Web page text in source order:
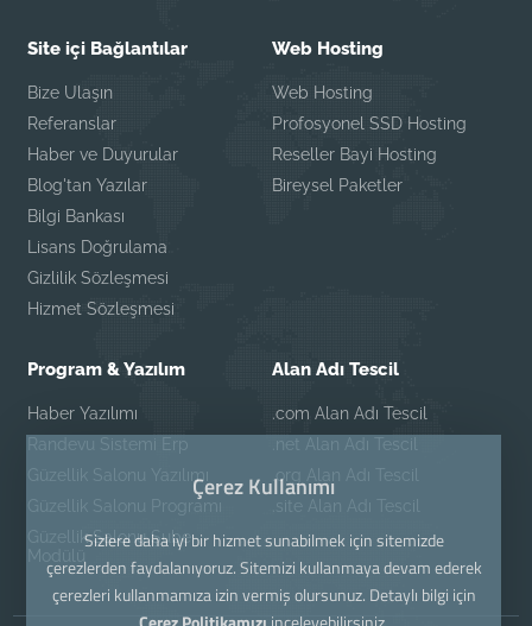
Site içi Bağlantılar
Bize Ulaşın
Referanslar
Haber ve Duyurular
Blog'tan Yazılar
Bilgi Bankası
Lisans Doğrulama
Gizlilik Sözleşmesi
Hizmet Sözleşmesi
Web Hosting
Web Hosting
Profosyonel SSD Hosting
Reseller Bayi Hosting
Bireysel Paketler
Program & Yazılım
Haber Yazılımı
Randevu Sistemi Erp
Güzellik Salonu Yazılımı
Güzellik Salonu Programı
Güzellik Salonu Şube
Modülü
Alan Adı Tescil
.com Alan Adı Tescil
.net Alan Adı Tescil
.org Alan Adı Tescil
.site Alan Adı Tescil
Çerez Kullanımı
Sizlere daha iyi bir hizmet sunabilmek için sitemizde
çerezlerden faydalanıyoruz. Sitemizi kullanmaya devam ederek
çerezleri kullanmamıza izin vermiş olursunuz. Detaylı bilgi için